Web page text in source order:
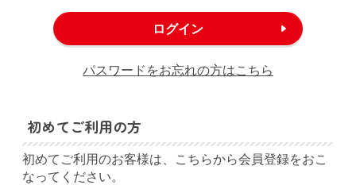
パスワードをお忘れの方はこちら
初めてご利用の方
初めてご利用のお客様は、こちらから会員登録をおこ
なってください。